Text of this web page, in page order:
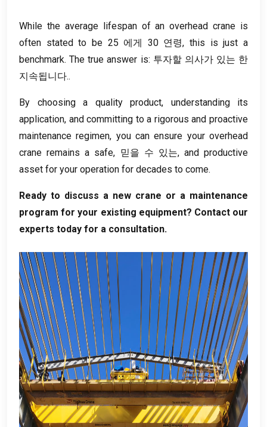
While the average lifespan of an overhead crane is
often stated to be25 에게 30 연령,this is just a
benchmark.The true answer is: 투자할 의사가 있는 한
지속됩니다..
By choosing a quality product, understanding its
application, and committing to a rigorous and proactive
maintenance regimen, you can ensure your overhead
crane remains a safe, 믿을 수 있는, and productive
asset for your operation for decades to come.
Ready to discuss a new crane or a maintenance
program for your existing equipment? Contact our
experts today for a consultation.